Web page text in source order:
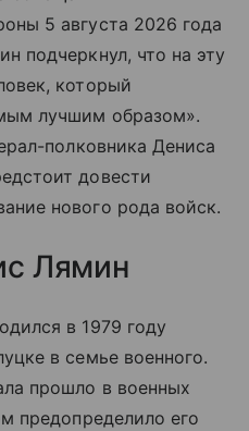
5 августа 2026 года
подчеркнул, что на эту
который
лучшим образом».
полковника Дениса
довести
нового рода войск.
Лямин
в 1979 году
в семье военного.
прошло в военных
предопределило его